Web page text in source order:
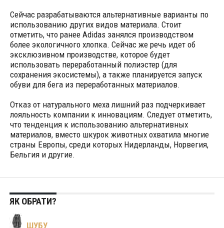
Сейчас разрабатываются альтернативные варианты по
использованию других видов материала. Стоит
отметить, что ранее Adidas занялся производством
более экологичного хлопка. Сейчас же речь идет об
эксклюзивном производстве, которое будет
использовать переработанный полиэстер (для
сохранения экосистемы), а также планируется запуск
обуви для бега из переработанных материалов.
Отказ от натурального меха лишний раз подчеркивает
лояльность компании к инновациям. Следует отметить,
что тенденция к использованию альтернативных
материалов, вместо шкурок животных охватила многие
страны Европы, среди которых Нидерланды, Норвегия,
Бельгия и другие.
ЯК ОБРАТИ?
ШУБУ